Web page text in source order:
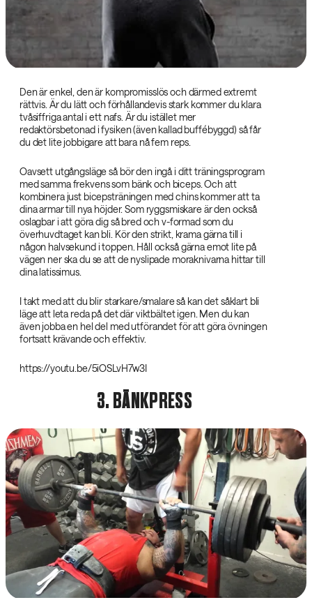
Den är enkel, den är kompromisslös och därmed extremt
rättvis. Är du lätt och förhållandevis stark kommer du klara
tvåsiffriga antal i ett nafs. Är du istället mer
redaktörsbetonad i fysiken (även kallad buffébyggd) så får
du det lite jobbigare att bara nå fem reps.
Oavsett utgångsläge så bör den ingå i ditt träningsprogram
med samma frekvens som bänk och biceps. Och att
kombinera just bicepsträningen med chins kommer att ta
dina armar till nya höjder. Som ryggsmiskare är den också
oslagbar i att göra dig så bred och v-formad som du
överhuvdtaget kan bli. Kör den strikt, krama gärna till i
någon halvsekund i toppen. Håll också gärna emot lite på
vägen ner ska du se att de nyslipade moraknivarna hittar till
dina latissimus.
I takt med att du blir starkare/smalare så kan det såklart bli
läge att leta reda på det där viktbältet igen. Men du kan
även jobba en hel del med utförandet för att göra övningen
fortsatt krävande och effektiv.
https://youtu.be/5iOSLvH7w3I
3. BÄNKPRESS